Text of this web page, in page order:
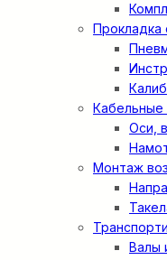
Прокладка
Кабельные
Оси,
Монтаж
Валы